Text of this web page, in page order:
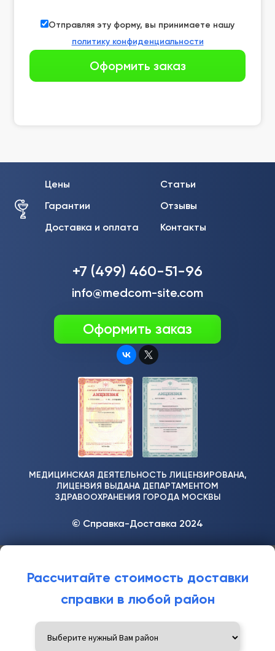
Отправляя эту форму, вы принимаете нашу
политику конфиденциальности
Цены
Гарантии
Доставка и оплата
Статьи
Отзывы
Контакты
МЕДИЦИНСКАЯ ДЕЯТЕЛЬНОСТЬ ЛИЦЕНЗИРОВАНА,
ЛИЦЕНЗИЯ ВЫДАНА ДЕПАРТАМЕНТОМ
ЗДРАВООХРАНЕНИЯ ГОРОДА МОСКВЫ
+7 (499) 460-51-96
info@medcom-site.com
Оформить заказ
© Справка-Доставка 2024
Рассчитайте стоимость доставки
справки в любой район